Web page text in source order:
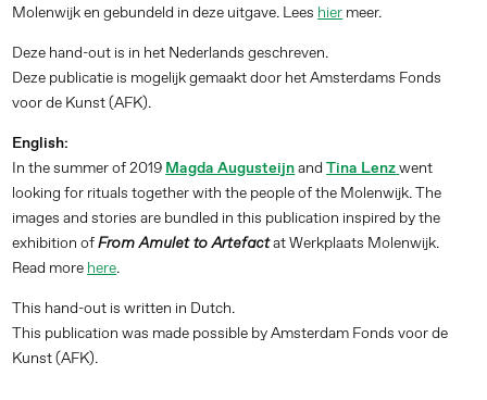
Molenwijk en gebundeld in deze uitgave. Lees hier meer.
Deze hand-out is in het Nederlands geschreven.
Deze publicatie is mogelijk gemaakt door het Amsterdams Fonds
voor de Kunst (AFK).
English:
In the summer of 2019 Magda AugusteijnandTina Lenzwent
looking for rituals together with the people of the Molenwijk. The
images and stories are bundled in this publication inspired by the
exhibition ofFrom Amulet to Artefactat Werkplaats Molenwijk.
Read more here.
This hand-out is written in Dutch.
This publication was made possible by Amsterdam Fonds voor de
Kunst (AFK).